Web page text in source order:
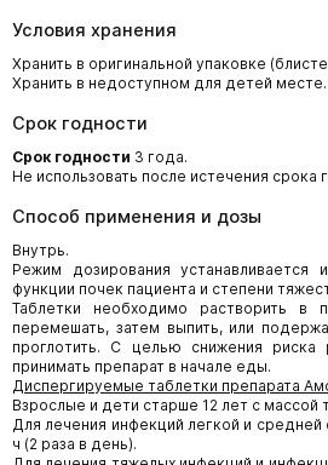
Условия хранения
Хранить в оригинальной упаковке
Хранить в недоступном для детей месте.
Срок годности
Срок годности 3 года.
Не использовать после истечения срока
Способ применения и дозы
Внутрь.
Режим дозирования устанавливается
функции почек пациента и степени
Таблетки необходимо растворить
перемешать, затем выпить, или
проглотить. С целью снижения
принимать препарат в начале еды.
Диспергируемые таблетки препарата
Взрослые и дети старше 12 лет с массой
Для лечения инфекций легкой и
ч (2 раза в день).